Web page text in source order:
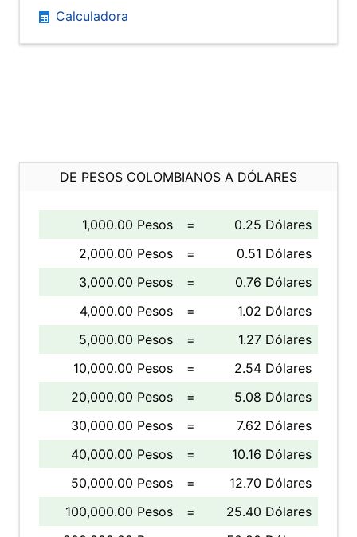
Calculadora
DE PESOS COLOMBIANOS A DÓLARES
1,000.00 Pesos =
0.25 Dólares
2,000.00 Pesos
=
0.51 Dólares
3,000.00 Pesos
=
0.76 Dólares
4,000.00 Pesos
=
1.02 Dólares
5,000.00 Pesos
=
1.27 Dólares
10,000.00 Pesos
=
2.54 Dólares
20,000.00 Pesos
=
5.08 Dólares
30,000.00 Pesos
=
7.62 Dólares
40,000.00 Pesos
=
10.16 Dólares
50,000.00 Pesos
=
12.70 Dólares
100,000.00 Pesos
=
25.40 Dólares